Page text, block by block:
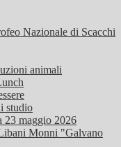
Nazionale di Scacchi
animali
studio
23 maggio 2026
Monni "Galvano